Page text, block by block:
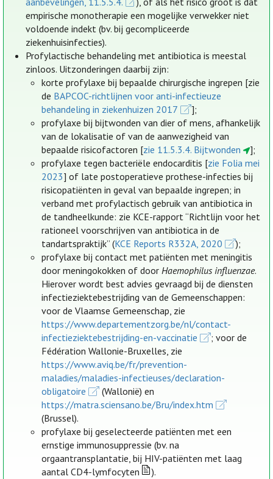
empirische monotherapie een mogelijke verwekker niet
voldoende indekt (bv. bij gecompliceerde
ziekenhuisinfecties).
Profylactische behandeling met antibiotica is meestal
zinloos. Uitzonderingen daarbij zijn:
korte profylaxe bij bepaalde chirurgische ingrepen [zie
de BAPCOC-richtlijnen voor anti-infectieuze
behandeling in ziekenhuizen 2017
];
profylaxe bij bijtwonden van dier of mens, afhankelijk
van de lokalisatie of van de aanwezigheid van
bepaalde risicofactoren [zie 11.5.3.4. Bijtwonden
];
profylaxe tegen bacteriële endocarditis [zie Folia mei
2023] of late postoperatieve prothese-infecties bij
risicopatiënten in geval van bepaalde ingrepen; in
verband met profylactisch gebruik van antibiotica in
de tandheelkunde: zie KCE-rapport “Richtlijn voor het
rationeel voorschrijven van antibiotica in de
tandartspraktijk” (KCE Reports R332A, 2020
);
profylaxe bij contact met patiënten met meningitis
door meningokokken of doorHaemophilus influenzae.
Hierover wordt best advies gevraagd bij de diensten
infectieziektebestrijding van de Gemeenschappen:
voor de Vlaamse Gemeenschap, zie
https://www.departementzorg.be/nl/contact-
infectieziektebestrijding-en-vaccinatie
; voor de
Fédération Wallonie-Bruxelles, zie
https://www.aviq.be/fr/prevention-
maladies/maladies-infectieuses/declaration-
obligatoire
(Wallonië) en
https://matra.sciensano.be/Bru/index.htm
(Brussel).
profylaxe bij geselecteerde patiënten met een
ernstige immunosuppressie (bv. na
orgaantransplantatie, bij HIV-patiënten met laag
aantal CD4-lymfocyten
).